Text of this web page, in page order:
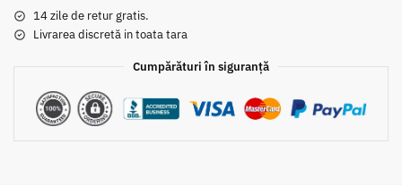
14 zile de retur gratis.
Livrarea discretă in toata tara
Cumpărături în siguranță